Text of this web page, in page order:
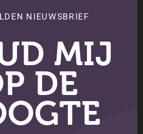
NIEUWSBRIEF
MIJ
DE